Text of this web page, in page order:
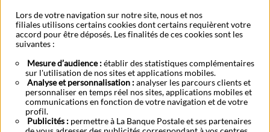
Protection des Données à Caractère PersonnelFiliales et partenaires
CookiesGestion des cookiesActualiser vos informations
Contestation et réclamation Coordonnées Centres Financiers
Alertes fraudes et points de vigilance Actualités réglementaires CGU
Aide navigateur et systèmes d'exploitation
Vider le cache de votre navigateurLexique Aide et accessibilité
Accessibilité – Partiellement conforme Espace candidature
BFI - Banque de Financement et d'Investissement
Le fonds de garantie des dépôts et de résolutionRésilierRétractation
Lors de votre navigation sur notre site, nous et nos
filiales utilisons certains cookies dont certains requièrent votre
accord pour être déposés. Les finalités de ces cookies sont les
suivantes :
Mesure d’audience :établir des statistiques complémentaires
sur l'utilisation de nos sites et applications mobiles.
Analyse et personnalisation :analyser les parcours clients et
personnaliser en temps réel nos sites, applications mobiles et
communications en fonction de votre navigation et de votre
profil.
Publicités : permettre à La Banque Postale et ses partenaires